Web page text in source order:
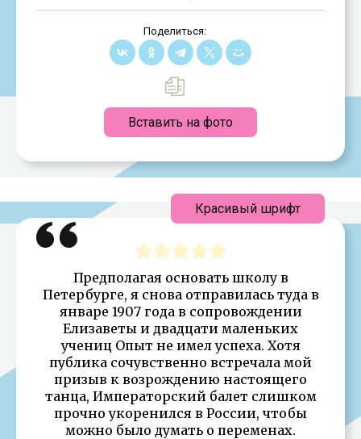
Поделиться:
Вставить на фото
Предполагая основать школу в
Петербурге, я снова отправилась туда в
январе 1907 года в сопровождении
Елизаветы и двадцати маленьких
учениц Опыт не имел успеха. Хотя
публика сочувственно встречала мой
призыв к возрождению настоящего
танца, Императорский балет слишком
прочно укоренился в России, чтобы
можно было думать о переменах.
Красивый шрифт